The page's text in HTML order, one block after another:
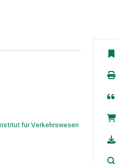
für Verkehrswesen